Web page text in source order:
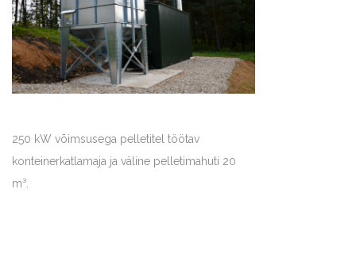
250 kW võimsusega pelletitel töötav
konteinerkatlamaja ja väline pelletimahuti 20
m³.